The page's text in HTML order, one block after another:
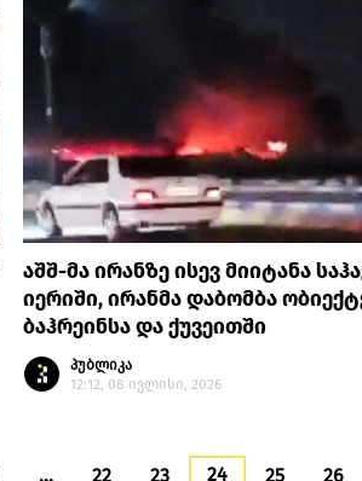
აშშ-მა ირანზე ისევ მიიტანა
იერიში, ირანმა დაბომბა
ბაჰრეინსა და ქუვეითში
პუბლიკა
12:12, 08 ივლისი, 2026
… 22 23 24 25 26